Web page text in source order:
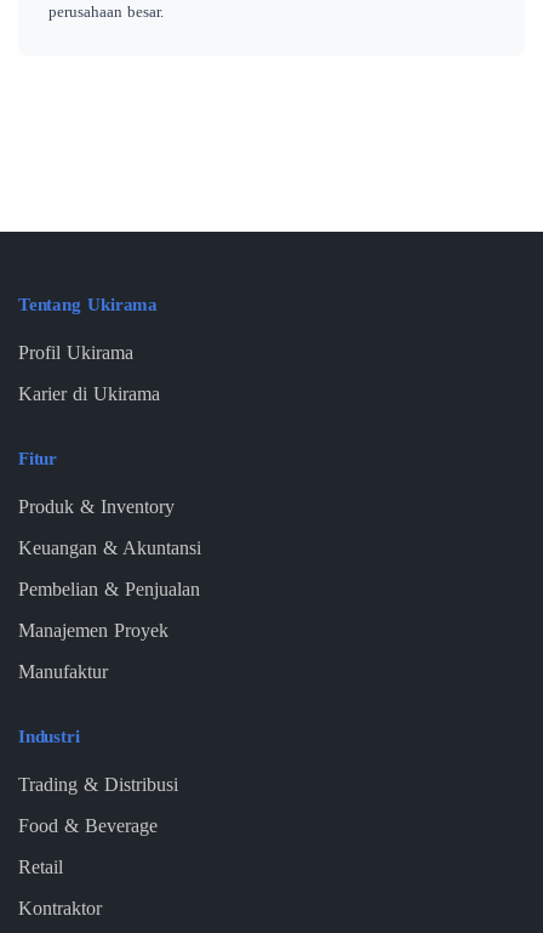
perusahaan besar.
Tentang Ukirama
Profil Ukirama
Karier di Ukirama
Fitur
Produk & Inventory
Keuangan & Akuntansi
Pembelian & Penjualan
Manajemen Proyek
Manufaktur
Industri
Trading & Distribusi
Food & Beverage
Retail
Kontraktor